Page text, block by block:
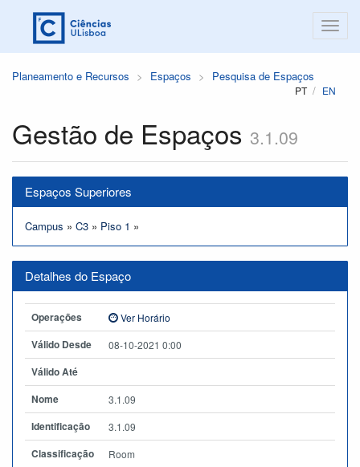
Planeamento e Recursos Espaços Pesquisa de Espaços
PT EN
Gestão de Espaços 3.1.09
Espaços Superiores
Campus » C3 » Piso 1 »
Detalhes do Espaço
Operações Ver Horário
Válido Desde 08-10-2021 0:00
Válido Até
Nome
3.1.09
Identificação 3.1.09
Classificação Room